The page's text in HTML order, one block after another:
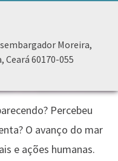
Moreira,
Ceará 60170-055
Percebeu
O avanço do mar
e ações humanas.